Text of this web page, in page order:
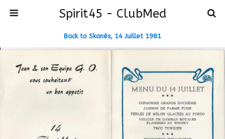
Spirit45 - ClubMed
Back to Skanès, 14 Juillet 1981